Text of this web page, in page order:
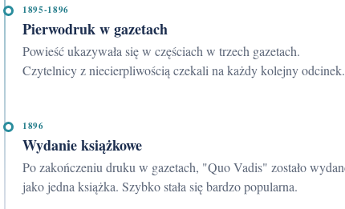
1895-1896
Pierwodruk w gazetach
Powieść ukazywała się w częściach w trzech gazetach.
Czytelnicy z niecierpliwością czekali na każdy kolejny odcinek.
1896
Wydanie książkowe
Po zakończeniu druku w gazetach, "Quo Vadis" zostało wydane
jako jedna książka. Szybko stała się bardzo popularna.